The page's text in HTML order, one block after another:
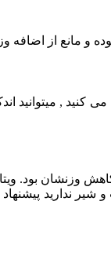
و مانع از اضافه
روز باز هم احساس
پیشنهاد